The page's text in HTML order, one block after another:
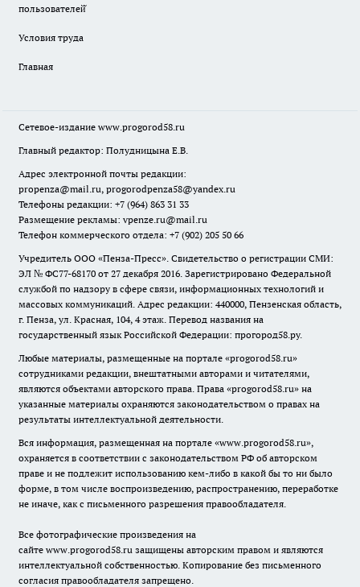
пользователей̆
Условия труда
Главная
Сетевое-издание www.progorod58.ru
Главный редактор: Полудницына Е.В.
Адрес электронной почты редакции:
propenza@mail.ru, progorodpenza58@yandex.ru
Телефоны редакции: +7 (964) 863 31 33
Размещение рекламы: vpenze.ru@mail.ru
Телефон коммерческого отдела: +7 (902) 205 50 66
Учредитель ООО «Пенза-Пресс». Свидетельство о регистрации СМИ:
ЭЛ № ФС77-68170 от 27 декабря 2016. Зарегистрировано Федеральной
службой по надзору в сфере связи, информационных технологий и
массовых коммуникаций. Адрес редакции: 440000, Пензенская область,
г. Пенза, ул. Красная, 104, 4 этаж. Перевод названия на
государственный язык Российской Федерации: прогород58.ру.
Любые материалы, размещенные на портале «progorod58.ru»
сотрудниками редакции, внештатными авторами и читателями,
являются объектами авторского права. Права «progorod58.ru» на
указанные материалы охраняются законодательством о правах на
результаты интеллектуальной деятельности.
Вся информация, размещенная на портале «www.progorod58.ru»,
охраняется в соответствии с законодательством РФ об авторском
праве и не подлежит использованию кем-либо в какой бы то ни было
форме, в том числе воспроизведению, распространению, переработке
не иначе, как с письменного разрешения правообладателя.
Все фотографические произведения на
сайте www.progorod58.ru защищены авторским правом и являются
интеллектуальной собственностью. Копирование без письменного
согласия правообладателя запрещено.